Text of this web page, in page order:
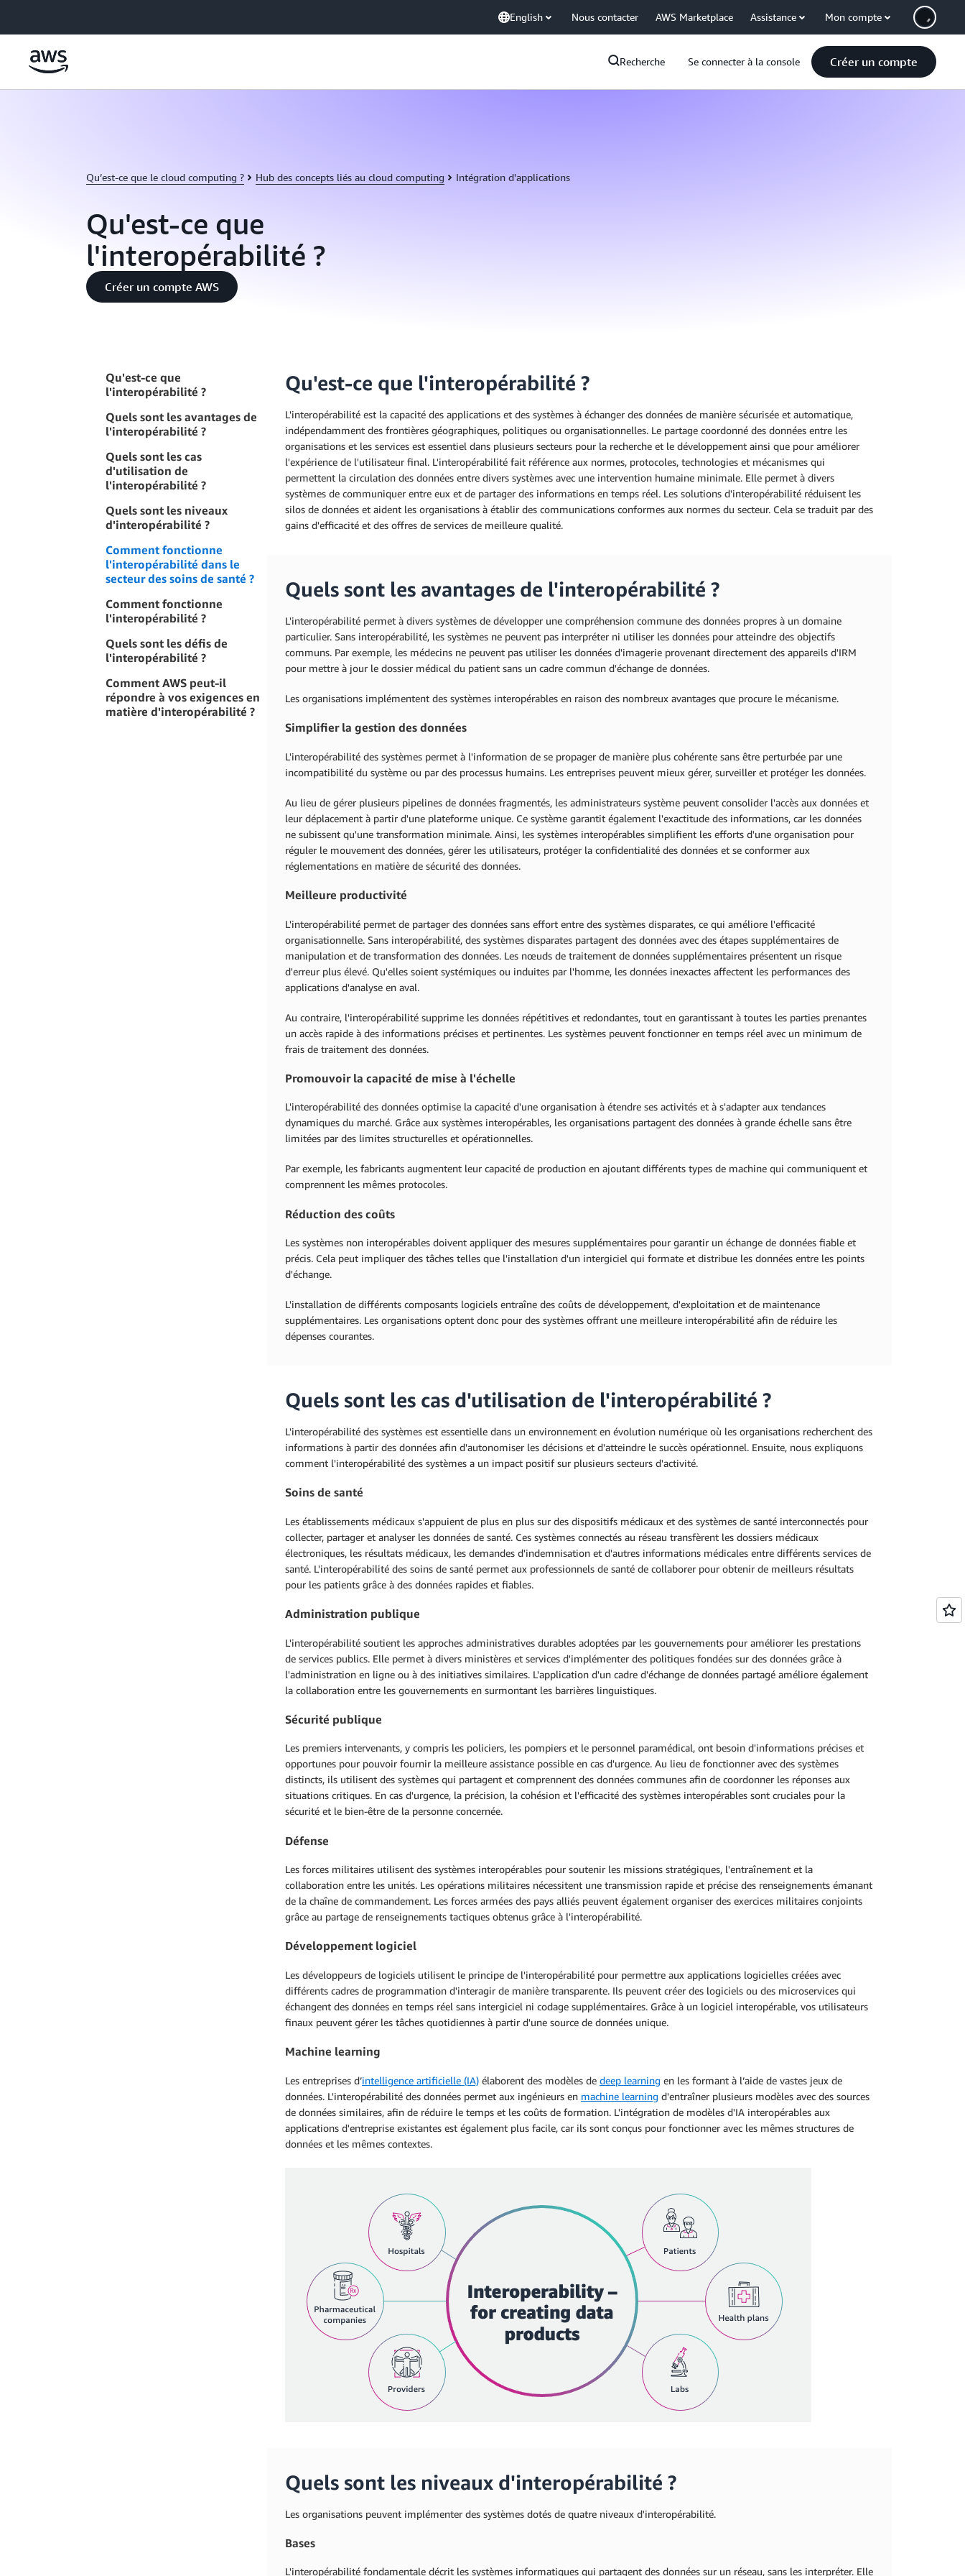
English Nous contacter AWS Marketplace Assistance Mon compte
Recherche Se connecter à la console Créer un compte
Qu’est-ce que le cloud computing ? Hub des concepts liés au cloud computing Intégration d'applications
Qu'est-ce que
l'interopérabilité ?
Créer un compte AWS
Qu'est-ce que
l'interopérabilité ?
Quels sont les avantages de
l'interopérabilité ?
Quels sont les cas
d'utilisation de
l'interopérabilité ?
Quels sont les niveaux
d'interopérabilité ?
Comment fonctionne
l'interopérabilité dans le
secteur des soins de santé ?
Comment fonctionne
l'interopérabilité ?
Quels sont les défis de
l'interopérabilité ?
Comment AWS peut-il
répondre à vos exigences en
matière d'interopérabilité ?
Qu'est-ce que l'interopérabilité ?
L'interopérabilité est la capacité des applications et des systèmes à échanger des données de manière sécurisée et automatique,
indépendamment des frontières géographiques, politiques ou organisationnelles. Le partage coordonné des données entre les
organisations et les services est essentiel dans plusieurs secteurs pour la recherche et le développement ainsi que pour améliorer
l'expérience de l'utilisateur final. L'interopérabilité fait référence aux normes, protocoles, technologies et mécanismes qui
permettent la circulation des données entre divers systèmes avec une intervention humaine minimale. Elle permet à divers
systèmes de communiquer entre eux et de partager des informations en temps réel. Les solutions d'interopérabilité réduisent les
silos de données et aident les organisations à établir des communications conformes aux normes du secteur. Cela se traduit par des
gains d'efficacité et des offres de services de meilleure qualité.
Quels sont les avantages de l'interopérabilité ?
L'interopérabilité permet à divers systèmes de développer une compréhension commune des données propres à un domaine
particulier. Sans interopérabilité, les systèmes ne peuvent pas interpréter ni utiliser les données pour atteindre des objectifs
communs. Par exemple, les médecins ne peuvent pas utiliser les données d'imagerie provenant directement des appareils d'IRM
pour mettre à jour le dossier médical du patient sans un cadre commun d'échange de données.
Les organisations implémentent des systèmes interopérables en raison des nombreux avantages que procure le mécanisme.
Simplifier la gestion des données
L'interopérabilité des systèmes permet à l'information de se propager de manière plus cohérente sans être perturbée par une
incompatibilité du système ou par des processus humains. Les entreprises peuvent mieux gérer, surveiller et protéger les données.
Au lieu de gérer plusieurs pipelines de données fragmentés, les administrateurs système peuvent consolider l'accès aux données et
leur déplacement à partir d'une plateforme unique. Ce système garantit également l'exactitude des informations, car les données
ne subissent qu'une transformation minimale. Ainsi, les systèmes interopérables simplifient les efforts d'une organisation pour
réguler le mouvement des données, gérer les utilisateurs, protéger la confidentialité des données et se conformer aux
réglementations en matière de sécurité des données.
Meilleure productivité
L'interopérabilité permet de partager des données sans effort entre des systèmes disparates, ce qui améliore l'efficacité
organisationnelle. Sans interopérabilité, des systèmes disparates partagent des données avec des étapes supplémentaires de
manipulation et de transformation des données. Les nœuds de traitement de données supplémentaires présentent un risque
d'erreur plus élevé. Qu'elles soient systémiques ou induites par l'homme, les données inexactes affectent les performances des
applications d'analyse en aval.
Au contraire, l'interopérabilité supprime les données répétitives et redondantes, tout en garantissant à toutes les parties prenantes
un accès rapide à des informations précises et pertinentes. Les systèmes peuvent fonctionner en temps réel avec un minimum de
frais de traitement des données.
Promouvoir la capacité de mise à l'échelle
L'interopérabilité des données optimise la capacité d'une organisation à étendre ses activités et à s'adapter aux tendances
dynamiques du marché. Grâce aux systèmes interopérables, les organisations partagent des données à grande échelle sans être
limitées par des limites structurelles et opérationnelles.
Par exemple, les fabricants augmentent leur capacité de production en ajoutant différents types de machine qui communiquent et
comprennent les mêmes protocoles.
Réduction des coûts
Les systèmes non interopérables doivent appliquer des mesures supplémentaires pour garantir un échange de données fiable et
précis. Cela peut impliquer des tâches telles que l'installation d'un intergiciel qui formate et distribue les données entre les points
d'échange.
L'installation de différents composants logiciels entraîne des coûts de développement, d'exploitation et de maintenance
supplémentaires. Les organisations optent donc pour des systèmes offrant une meilleure interopérabilité afin de réduire les
dépenses courantes.
Quels sont les cas d'utilisation de l'interopérabilité ?
L'interopérabilité des systèmes est essentielle dans un environnement en évolution numérique où les organisations recherchent des
informations à partir des données afin d'autonomiser les décisions et d'atteindre le succès opérationnel. Ensuite, nous expliquons
comment l'interopérabilité des systèmes a un impact positif sur plusieurs secteurs d'activité.
Soins de santé
Les établissements médicaux s'appuient de plus en plus sur des dispositifs médicaux et des systèmes de santé interconnectés pour
collecter, partager et analyser les données de santé. Ces systèmes connectés au réseau transfèrent les dossiers médicaux
électroniques, les résultats médicaux, les demandes d'indemnisation et d'autres informations médicales entre différents services de
santé. L'interopérabilité des soins de santé permet aux professionnels de santé de collaborer pour obtenir de meilleurs résultats
pour les patients grâce à des données rapides et fiables.
Administration publique
L'interopérabilité soutient les approches administratives durables adoptées par les gouvernements pour améliorer les prestations
de services publics. Elle permet à divers ministères et services d'implémenter des politiques fondées sur des données grâce à
l'administration en ligne ou à des initiatives similaires. L'application d'un cadre d'échange de données partagé améliore également
la collaboration entre les gouvernements en surmontant les barrières linguistiques.
Sécurité publique
Les premiers intervenants, y compris les policiers, les pompiers et le personnel paramédical, ont besoin d'informations précises et
opportunes pour pouvoir fournir la meilleure assistance possible en cas d'urgence. Au lieu de fonctionner avec des systèmes
distincts, ils utilisent des systèmes qui partagent et comprennent des données communes afin de coordonner les réponses aux
situations critiques. En cas d'urgence, la précision, la cohésion et l'efficacité des systèmes interopérables sont cruciales pour la
sécurité et le bien-être de la personne concernée.
Défense
Les forces militaires utilisent des systèmes interopérables pour soutenir les missions stratégiques, l'entraînement et la
collaboration entre les unités. Les opérations militaires nécessitent une transmission rapide et précise des renseignements émanant
de la chaîne de commandement. Les forces armées des pays alliés peuvent également organiser des exercices militaires conjoints
grâce au partage de renseignements tactiques obtenus grâce à l'interopérabilité.
Développement logiciel
Les développeurs de logiciels utilisent le principe de l'interopérabilité pour permettre aux applications logicielles créées avec
différents cadres de programmation d'interagir de manière transparente. Ils peuvent créer des logiciels ou des microservices qui
échangent des données en temps réel sans intergiciel ni codage supplémentaires. Grâce à un logiciel interopérable, vos utilisateurs
finaux peuvent gérer les tâches quotidiennes à partir d'une source de données unique.
Machine learning
Les entreprises d’intelligence artificielle (IA) élaborent des modèles de deep learning en les formant à l’aide de vastes jeux de
données. L'interopérabilité des données permet aux ingénieurs en machine learning d'entraîner plusieurs modèles avec des sources
de données similaires, afin de réduire le temps et les coûts de formation. L'intégration de modèles d'IA interopérables aux
applications d'entreprise existantes est également plus facile, car ils sont conçus pour fonctionner avec les mêmes structures de
données et les mêmes contextes.
Quels sont les niveaux d'interopérabilité ?
Les organisations peuvent implémenter des systèmes dotés de quatre niveaux d'interopérabilité.
Bases
L'interopérabilité fondamentale décrit les systèmes informatiques qui partagent des données sur un réseau, sans les interpréter. Elle